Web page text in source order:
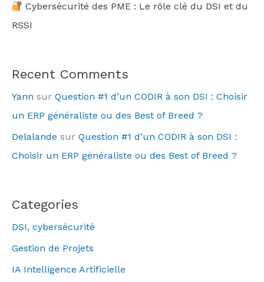
Cybersécurité des PME : Le rôle clé du DSI et du
RSSI
Recent Comments
Yann sur Question #1 d’un CODIR à son DSI : Choisir
un ERP généraliste ou des Best of Breed ?
Delalande sur Question #1 d’un CODIR à son DSI :
Choisir un ERP généraliste ou des Best of Breed ?
Categories
DSI, cybersécurité
Gestion de Projets
IA Intelligence Artificielle